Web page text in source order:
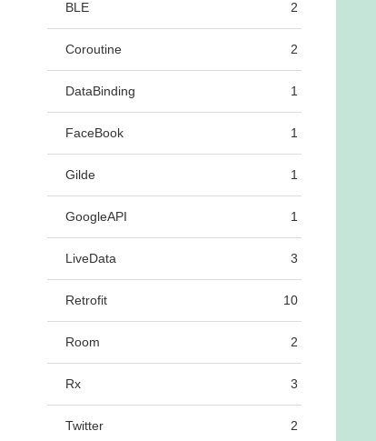
BLE 2
Coroutine 2
DataBinding 1
FaceBook 1
Gilde 1
GoogleAPI 1
LiveData 3
Retrofit 10
Room 2
Rx 3
Twitter 2